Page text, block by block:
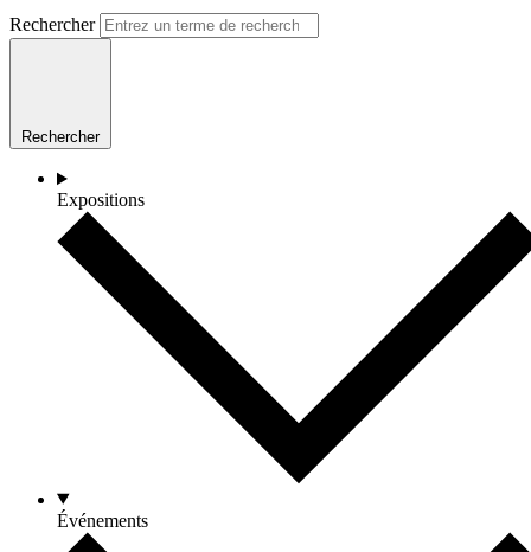
Rechercher
Rechercher
Expositions
Événements